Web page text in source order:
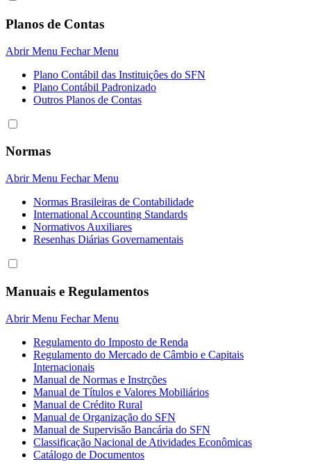
Planos de Contas
Abrir Menu Fechar Menu
Plano Contábil das Instituiçôes do SFN
Plano Contábil Padronizado
Outros Planos de Contas
Normas
Abrir Menu Fechar Menu
Normas Brasileiras de Contabilidade
International Accounting Standards
Normativos Auxiliares
Resenhas Diárias Governamentais
Manuais e Regulamentos
Abrir Menu Fechar Menu
Regulamento do Imposto de Renda
Regulamento do Mercado de Câmbio e Capitais
Internacionais
Manual de Normas e Instrções
Manual de Títulos e Valores Mobiliários
Manual de Crédito Rural
Manual de Organização do SFN
Manual de Supervisão Bancária do SFN
Classificação Nacional de Atividades Econômicas
Catálogo de Documentos